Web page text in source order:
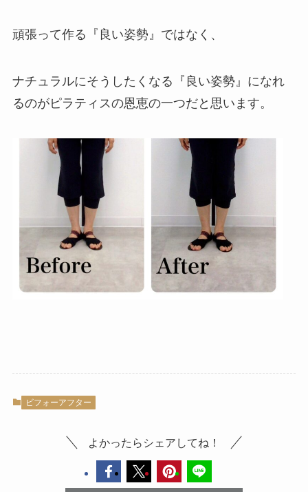
頑張って作る『良い姿勢』ではなく、
ナチュラルにそうしたくなる『良い姿勢』になれ
るのがピラティスの恩恵の一つだと思います。
ビフォーアフター
よかったらシェアしてね！